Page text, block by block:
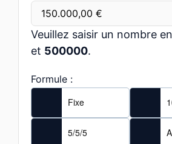
Veuillez saisir un nombre
et 500000.
Formule :
Fixe
5/5/5